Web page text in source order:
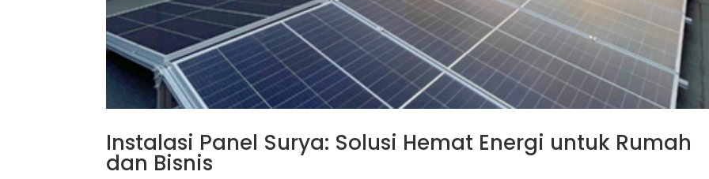
Instalasi Panel Surya: Solusi Hemat Energi untuk Rumah
dan Bisnis